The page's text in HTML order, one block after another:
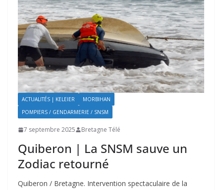
ACTUALITÉS | KELEIER
MORBIHAN
POMPIERS / GENDARMERIE / SNSM
7 septembre 2025 Bretagne Télé
Quiberon | La SNSM sauve un
Zodiac retourné
Quiberon / Bretagne. Intervention spectaculaire de la